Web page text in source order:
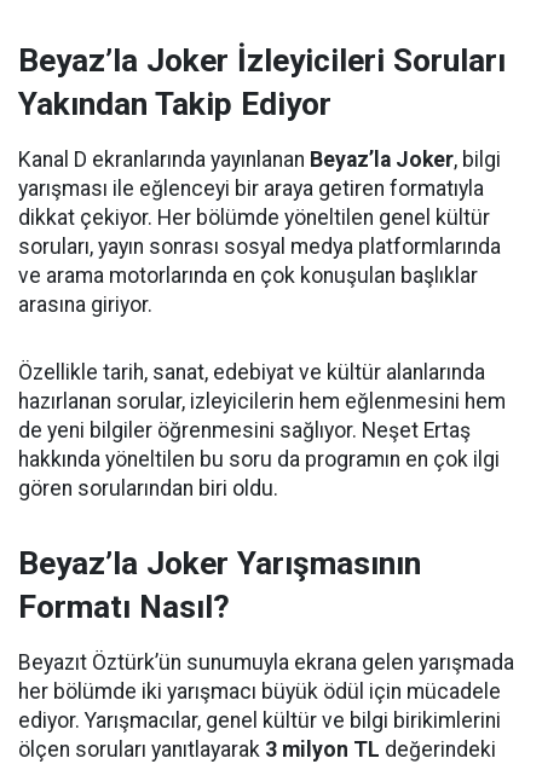
Beyaz’la Joker İzleyicileri Soruları
Yakından Takip Ediyor
Kanal D ekranlarında yayınlanan Beyaz’la Joker, bilgi
yarışması ile eğlenceyi bir araya getiren formatıyla
dikkat çekiyor. Her bölümde yöneltilen genel kültür
soruları, yayın sonrası sosyal medya platformlarında
ve arama motorlarında en çok konuşulan başlıklar
arasına giriyor.
Özellikle tarih, sanat, edebiyat ve kültür alanlarında
hazırlanan sorular, izleyicilerin hem eğlenmesini hem
de yeni bilgiler öğrenmesini sağlıyor. Neşet Ertaş
hakkında yöneltilen bu soru da programın en çok ilgi
gören sorularından biri oldu.
Beyaz’la Joker Yarışmasının
Formatı Nasıl?
Beyazıt Öztürk’ün sunumuyla ekrana gelen yarışmada
her bölümde iki yarışmacı büyük ödül için mücadele
ediyor. Yarışmacılar, genel kültür ve bilgi birikimlerini
ölçen soruları yanıtlayarak 3 milyon TL değerindeki